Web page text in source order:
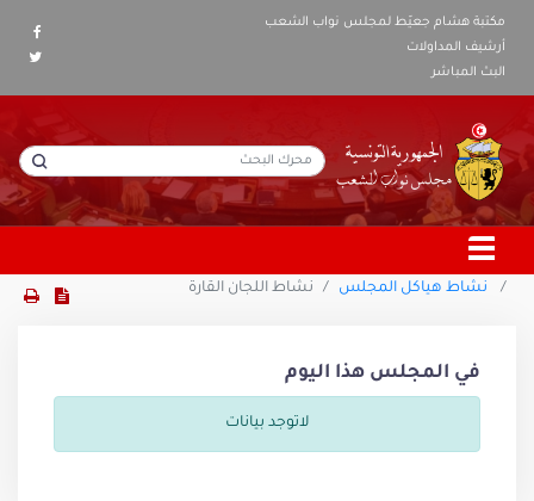
مكتبة هشام جعيّط لمجلس نواب الشعب
أرشيف المداولات
البث المباشر
نشاط هياكل المجلس نشاط اللجان القارة
في المجلس هذا اليوم
لاتوجد بيانات